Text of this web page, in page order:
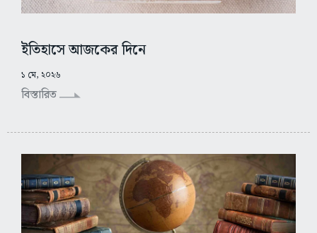
ইতিহাসে আজকের দিনে
১ মে, ২০২৬
বিস্তারিত